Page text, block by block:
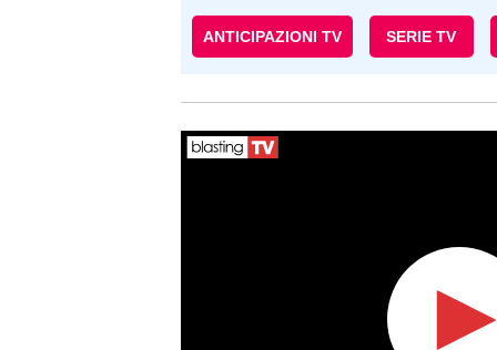
ANTICIPAZIONI TV SERIE TV